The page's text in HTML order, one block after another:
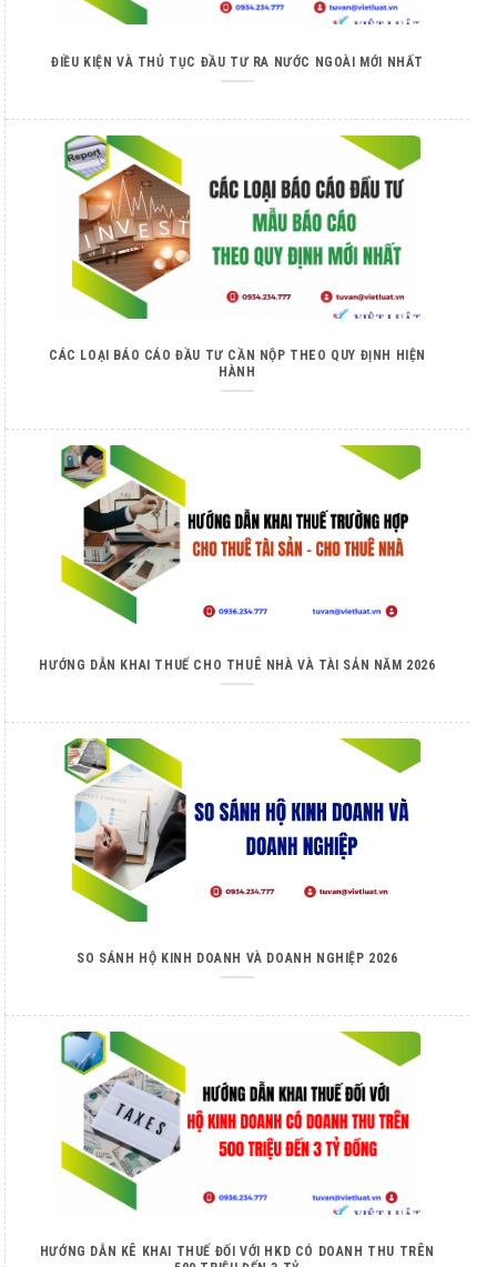
ĐIỀU KIỆN VÀ THỦ TỤC ĐẦU TƯ RA NƯỚC NGOÀI MỚI NHẤT
CÁC LOẠI BÁO CÁO ĐẦU TƯ CẦN NỘP THEO QUY ĐỊNH HIỆN
HÀNH
HƯỚNG DẪN KHAI THUẾ CHO THUÊ NHÀ VÀ TÀI SẢN NĂM 2026
SO SÁNH HỘ KINH DOANH VÀ DOANH NGHIỆP 2026
HƯỚNG DẪN KÊ KHAI THUẾ ĐỐI VỚI HKD CÓ DOANH THU TRÊN